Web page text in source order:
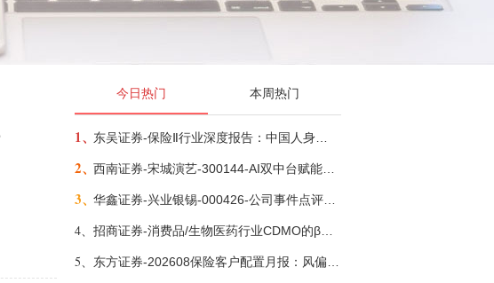
今日热门 本周热门
1、
2、
3、
4、
5、